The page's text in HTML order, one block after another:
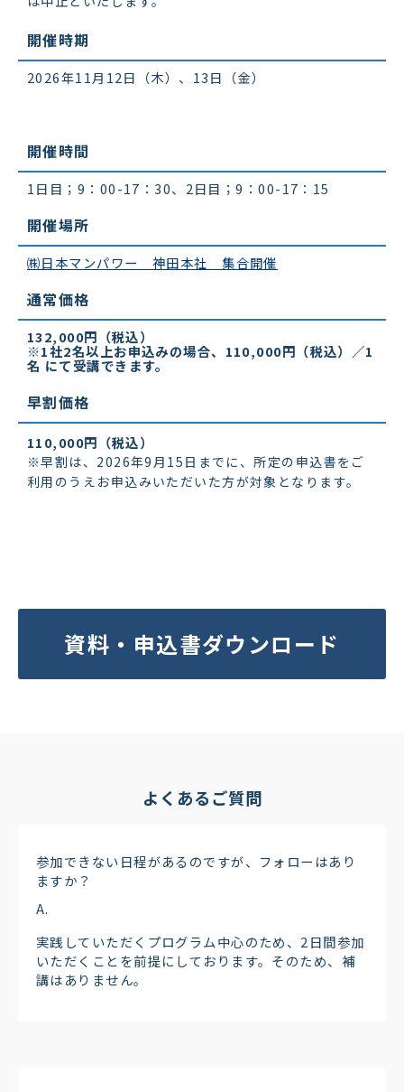
開催時期
2026年11月12日（木）、13日（金）
開催時間
1日目；9：00-17：30、2日目；9：00-17：15
開催場所
㈱日本マンパワー 神田本社 集合開催
通常価格
132,000円（税込）
※1社2名以上お申込みの場合、110,000円（税込）／1
名 にて受講できます。
早割価格
110,000円（税込）
※早割は、2026年9月15日までに、所定の申込書をご
利用のうえお申込みいただいた方が対象となります。
資料・申込書ダウンロード
よくあるご質問
参加できない日程があるのですが、フォローはあり
ますか？
実践していただくプログラム中心のため、2日間参加
いただくことを前提にしております。そのため、補
講はありません。